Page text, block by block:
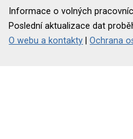
Informace o volných
Poslední aktualizace dat
O webu a kontakty |Ochrana